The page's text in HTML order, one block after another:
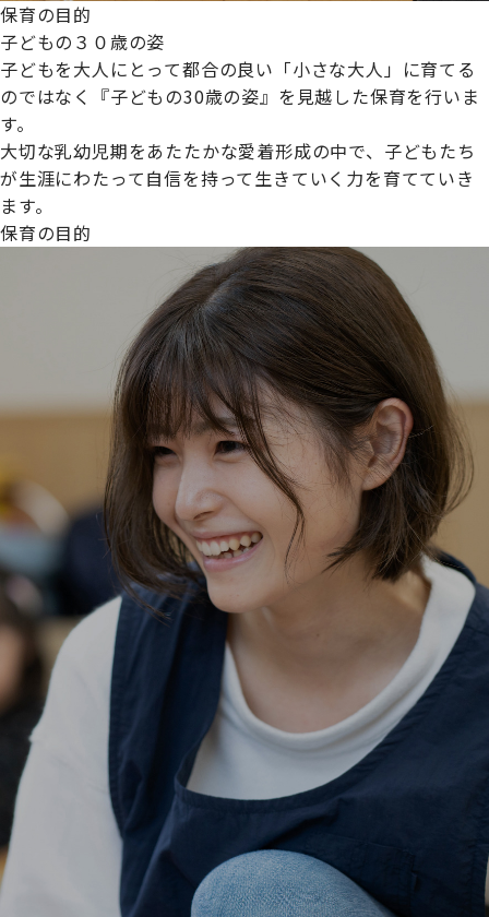
プライムスターほいくえんグループは女性が安心して働き
続けられる環境づくりに取り組んでおり、厚生労働省の
【えるぼし認定(☆☆)】
保育の目的
子どもの３０歳の姿
子どもを大人にとって都合の良い「小さな大人」に育てる
のではなく『子どもの30歳の姿』を見越した保育を行いま
す。
大切な乳幼児期をあたたかな愛着形成の中で、子どもたち
が生涯にわたって自信を持って生きていく力を育てていき
ます。
保育の目的